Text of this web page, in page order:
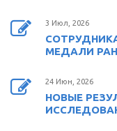
3 Июл, 2026
МЕДАЛИ РАН
24 Июн, 2026
НОВЫЕ